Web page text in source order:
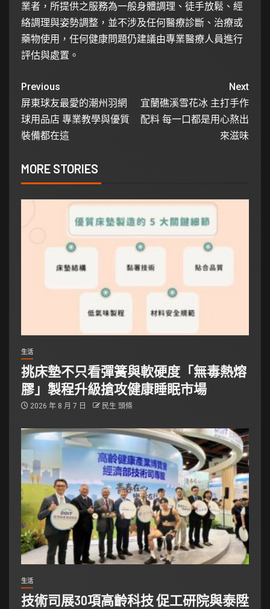
業者，所提供之服務為一般身體調理、徒手放鬆、經
絡調理與姿勢調整，並不涉及任何醫療診斷、治療或
藥物使用，任何健康問題仍建議由專業醫療人員進行
評估與處置。
Previous
屏東球友最愛的潮州羽網
球用品店 專業教學與優質
裝備都在這
Next
宜蘭礁溪雪花冰 主打手作
配料 每一口都是用心熬出
來滋味
MORE STORIES
生活
挑床墊不只看彈簧與軟硬度「無毒熱熔
膠」製程升級搶攻健康睡眠市場
2026 年 8 月 7 日 民生 頭條
生活
技術司展30項高齡科技 促工研院與泰陞